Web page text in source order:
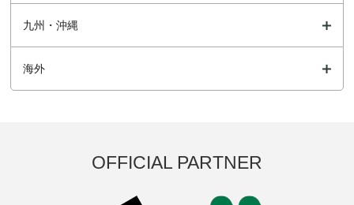
九州・沖縄
海外
OFFICIAL PARTNER